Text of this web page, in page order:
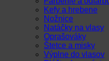
Kefy a hrebene
Nožnice
Natáčky na vlasy
Oprašováky
Štetce a misky
Výplne do vlasov